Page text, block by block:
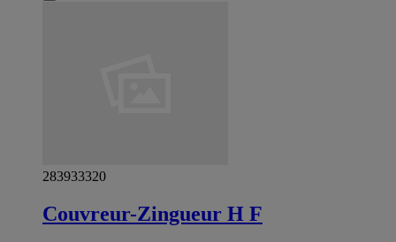
283933320
Couvreur-Zingueur H F